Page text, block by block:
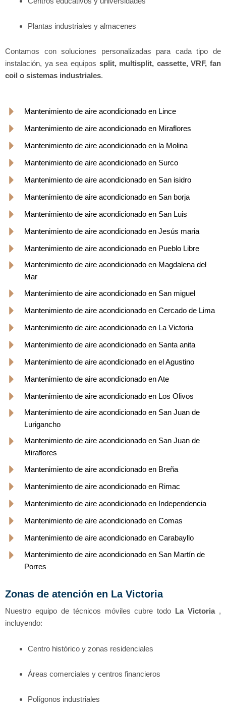
Plantas industriales y almacenes
Contamos con soluciones personalizadas para cada tipo de
instalación, ya sea equipos split, multisplit, cassette, VRF, fan
coil o sistemas industriales.
Mantenimiento de aire acondicionado en Lince
Mantenimiento de aire acondicionado en Miraflores
Mantenimiento de aire acondicionado en la Molina
Mantenimiento de aire acondicionado en Surco
Mantenimiento de aire acondicionado en San isidro
Mantenimiento de aire acondicionado en San borja
Mantenimiento de aire acondicionado en San Luis
Mantenimiento de aire acondicionado en Jesús maria
Mantenimiento de aire acondicionado en Pueblo Libre
Mantenimiento de aire acondicionado en Magdalena del
Mar
Mantenimiento de aire acondicionado en San miguel
Mantenimiento de aire acondicionado en Cercado de Lima
Mantenimiento de aire acondicionado en La Victoria
Mantenimiento de aire acondicionado en Santa anita
Mantenimiento de aire acondicionado en el Agustino
Mantenimiento de aire acondicionado en Ate
Mantenimiento de aire acondicionado en Los Olivos
Mantenimiento de aire acondicionado en San Juan de
Lurigancho
Mantenimiento de aire acondicionado en San Juan de
Miraflores
Mantenimiento de aire acondicionado en Breña
Mantenimiento de aire acondicionado en Rimac
Mantenimiento de aire acondicionado en Independencia
Mantenimiento de aire acondicionado en Comas
Mantenimiento de aire acondicionado en Carabayllo
Mantenimiento de aire acondicionado en San Martín de
Porres
Zonas de atención en La Victoria
Nuestro equipo de técnicos móviles cubre todo La Victoria ,
incluyendo:
Centro histórico y zonas residenciales
Áreas comerciales y centros financieros
Polígonos industriales